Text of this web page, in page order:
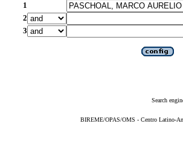
1
2
3
Search
BIREME/OPAS/OMS - Centro Latino-